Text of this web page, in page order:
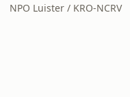
NPO Luister / KRO-NCRV